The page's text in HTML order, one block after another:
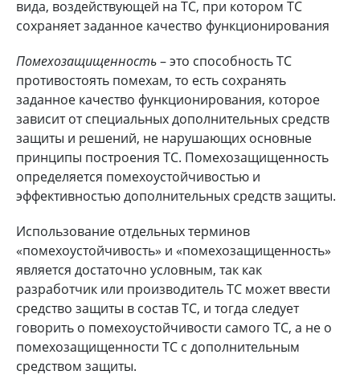
вида, воздействующей на ТС, при котором ТС
сохраняет заданное качество функционирования
Помехозащищенность– это способность ТС
противостоять помехам, то есть сохранять
заданное качество функционирования, которое
зависит от специальных дополнительных средств
защиты и решений, не нарушающих основные
принципы построения ТС. Помехозащищенность
определяется помехоустойчивостью и
эффективностью дополнительных средств защиты.
Использование отдельных терминов
«помехоустойчивость» и «помехозащищенность»
является достаточно условным, так как
разработчик или производитель ТС может ввести
средство защиты в состав ТС, и тогда следует
говорить о помехоустойчивости самого ТС, а не о
помехозащищенности ТС с дополнительным
средством защиты.